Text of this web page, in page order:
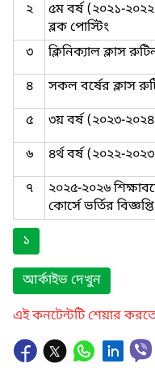
২
৫ম বর্ষ (২০২১-
ব্লক পোস্টিং
৩
ক্লিনিক্যাল ক্লাস
৪
সকল বর্ষের ক্লাস
৫
৩য় বর্ষ (২০২৩-
৬
৪র্থ বর্ষ (২০২২-
৭
২০২৫-২০২৬
কোর্সে ভর্তির বিজ্ঞপ্তি
১
আর্কাইভ দেখুন
এই কনটেন্টটি শেয়ার